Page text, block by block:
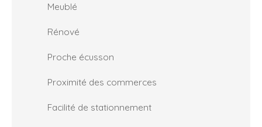
Meublé
Rénové
Proche écusson
Proximité des commerces
Facilité de stationnement